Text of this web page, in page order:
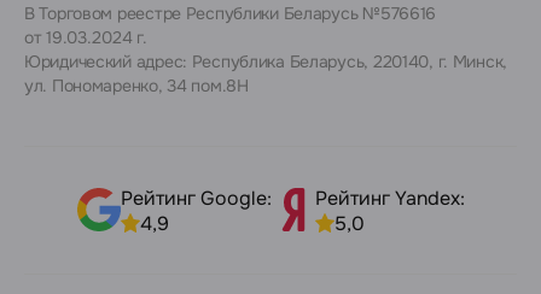
В Торговом реестре Республики Беларусь №576616
от 19.03.2024 г.
Юридический адрес: Республика Беларусь, 220140, г. Минск,
ул. Пономаренко, 34 пом.8Н
Рейтинг Google:
4,9
Рейтинг Yandex:
5,0